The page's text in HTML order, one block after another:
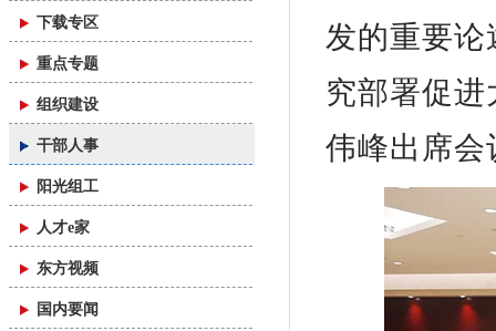
下载专区
重点专题
组织建设
干部人事
阳光组工
人才e家
东方视频
国内要闻
发的重要
究部署促
伟峰出席会